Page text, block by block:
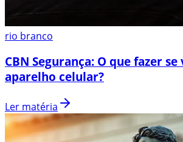
rio branco
CBN Segurança: O que fazer
aparelho celular?
Ler matéria